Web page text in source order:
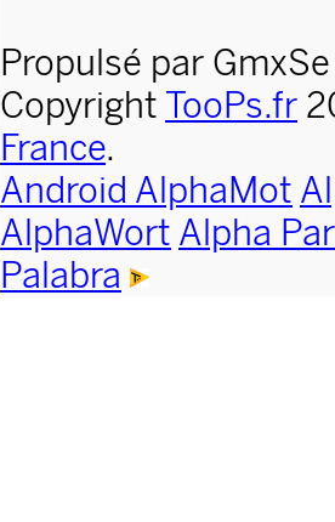
Propulsé par
Copyright TooPs.fr
France.
Android AlphaMot
AlphaWort Alpha
Palabra